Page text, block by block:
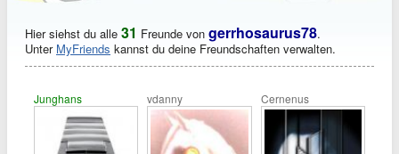
Hier siehst du alle 31 Freunde von gerrhosaurus78.
Unter MyFriends kannst du deine Freundschaften verwalten.
Junghans vdanny Cernenus